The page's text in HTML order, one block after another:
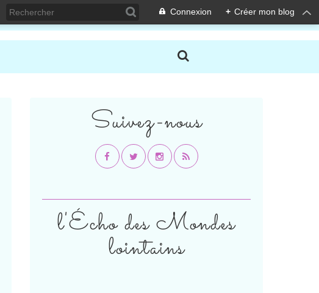
Connexion + Créer mon blog
Suivez-nous
l'Écho des Mondes
lointains